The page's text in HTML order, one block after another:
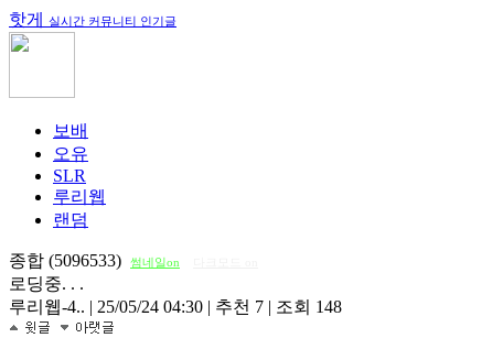
핫게 실시간 커뮤니티 인기글
보배
오유
SLR
루리웹
랜덤
종합 (5096533) 썸네일on
로딩중. . .
루리웹-4.. | 25/05/24 04:30 | 추천 7 | 조회 148